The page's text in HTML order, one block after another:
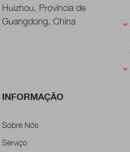
Huizhou, Província de
Guangdong, China
INFORMAÇÃO
Sobre Nós
Serviço